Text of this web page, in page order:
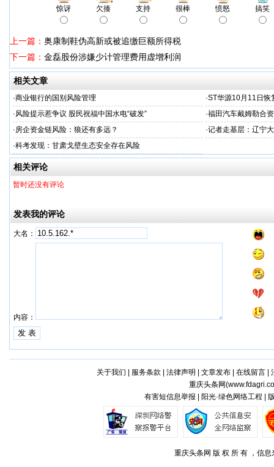
惊讶 欠揍 支持 很棒 愤怒 搞笑
上一篇： 奥康制鞋伪高新或被追缴巨额所得税
下一篇： 金磊股份涉嫌少计管理费用虚增利润
相关文章
·商业银行的国别风险管理 ·ST华源10月11日恢
·风险提示惹争议 股民祝福中国水电“破发” ·福田汽车戴姆勒合
·房企资金链风险：狼还有多远？ ·记者走基层：辽宁
·科考发现：甘肃戈壁生态安全存在风险
相关评论
暂时还没有评论
发表我的评论
大名：
内容：
关于我们 服务条款 法律声明 文章发布| 在线留言|
重庆头条网(
有害短信息举报 | 阳光·绿色网络工程 |
重庆头条网 版 权 所 有 ，信